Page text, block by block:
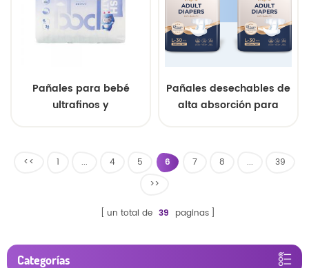
Pañales para bebé
ultrafinos y
vendidos.
Pañales desechables de
alta absorción para
mujeres.
<< 1 ... 4 5 6 7 8 ...
39
>>
un total de 39 paginas
Categorías